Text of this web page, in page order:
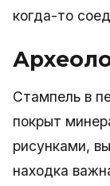
когда-то
Стампель в
покрыт
рисунками,
находка